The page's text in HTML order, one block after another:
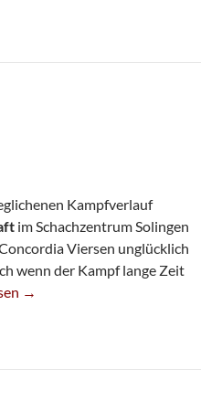
Kampfverlauf
im Schachzentrum Solingen
Viersen unglücklich
wenn der Kampf lange Zeit
Knapp
→